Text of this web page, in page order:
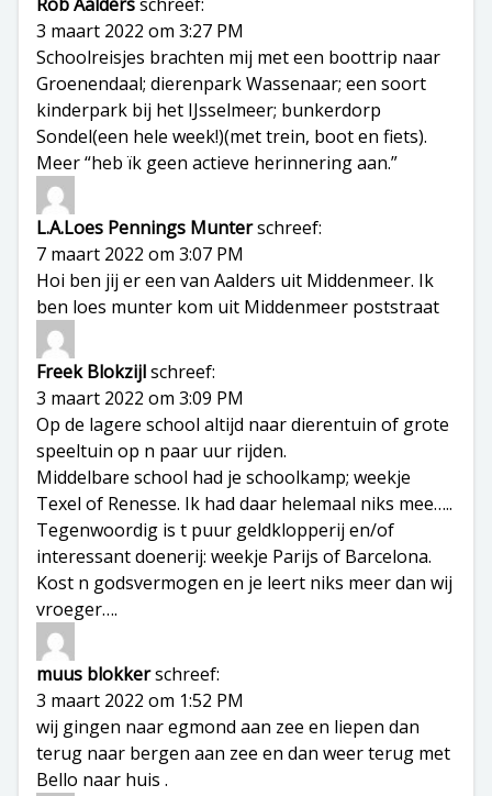
3 maart 2022 om 3:27 PM
Schoolreisjes brachten mij met een boottrip naar
Groenendaal; dierenpark Wassenaar; een soort
kinderpark bij het IJsselmeer; bunkerdorp
Sondel(een hele week!)(met trein, boot en fiets).
Meer “heb ïk geen actieve herinnering aan.”
L.A.Loes Pennings Munterschreef:
7 maart 2022 om 3:07 PM
Hoi ben jij er een van Aalders uit Middenmeer. Ik
ben loes munter kom uit Middenmeer poststraat
Freek Blokzijlschreef:
3 maart 2022 om 3:09 PM
Op de lagere school altijd naar dierentuin of grote
speeltuin op n paar uur rijden.
Middelbare school had je schoolkamp; weekje
Texel of Renesse. Ik had daar helemaal niks mee…..
Tegenwoordig is t puur geldklopperij en/of
interessant doenerij: weekje Parijs of Barcelona.
Kost n godsvermogen en je leert niks meer dan wij
vroeger….
muus blokkerschreef:
3 maart 2022 om 1:52 PM
wij gingen naar egmond aan zee en liepen dan
terug naar bergen aan zee en dan weer terug met
Bello naar huis .